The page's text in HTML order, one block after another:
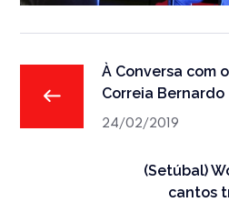
À Conversa com
Correia Bernardo
24/02/2019
(Setúbal)
cantos